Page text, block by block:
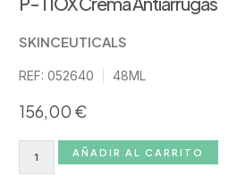
SKINCEUTICALS
REF: 052640 48ML
156,00 €
AÑADIR AL CARRITO